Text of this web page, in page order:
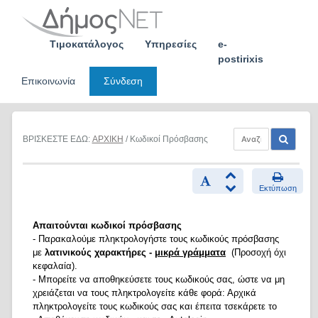
Τιμοκατάλογος Υπηρεσίες
e-
postirixis
Επικοινωνία
Σύνδεση
ΒΡΙΣΚΕΣΤΕ ΕΔΩ: ΑΡΧΙΚΗ / Κωδικοί Πρόσβασης
Εκτύπωση
Απαιτούνται κωδικοί πρόσβασης
- Παρακαλούμε πληκτρολογήστε τους κωδικούς πρόσβασης
με λατινικούς χαρακτήρες - μικρά γράμματα (Προσοχή όχι
κεφαλαία).
- Μπορείτε να αποθηκεύσετε τους κωδικούς σας, ώστε να μη
χρειάζεται να τους πληκτρολογείτε κάθε φορά: Αρχικά
πληκτρολογείτε τους κωδικούς σας και έπειτα τσεκάρετε το